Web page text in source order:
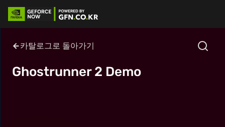
카탈로그로 돌아가기
Ghostrunner 2 Demo